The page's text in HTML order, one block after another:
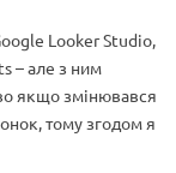
Looker Studio,
– але з ним
якщо змінювався
тому згодом я